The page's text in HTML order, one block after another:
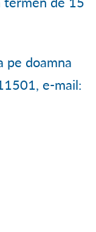
pe doamna
e-mail: